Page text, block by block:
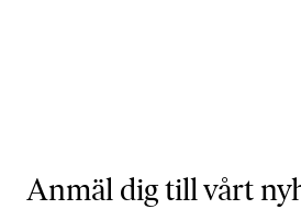
Anmäl dig till vårt